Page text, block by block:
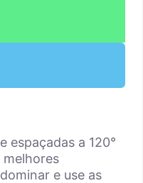
espaçadas a 120°
e use as